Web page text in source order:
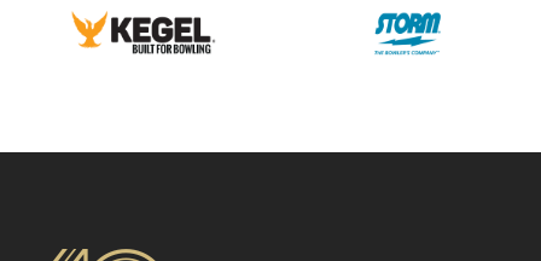
Bowling in Maastricht, NL